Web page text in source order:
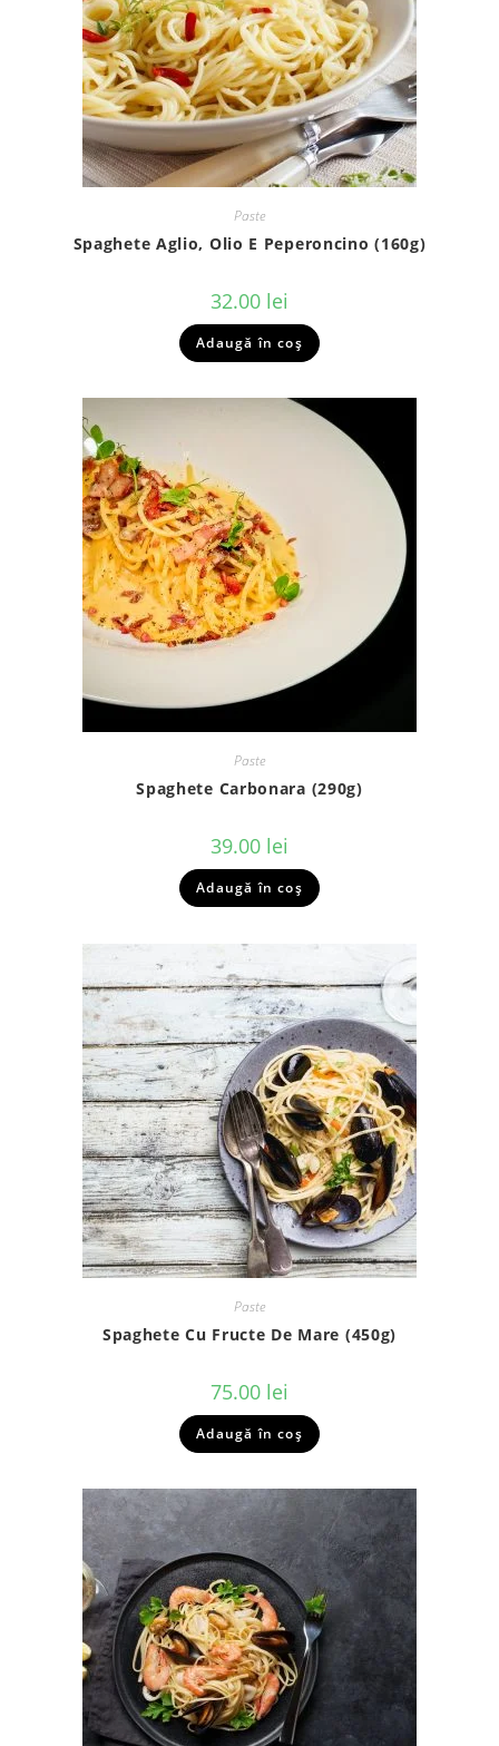
Paste
Spaghete Aglio, Olio E Peperoncino (160g)
32.00 lei
Adaugă în coș
Paste
Spaghete Carbonara (290g)
39.00 lei
Adaugă în coș
Paste
Spaghete Cu Fructe De Mare (450g)
75.00 lei
Adaugă în coș